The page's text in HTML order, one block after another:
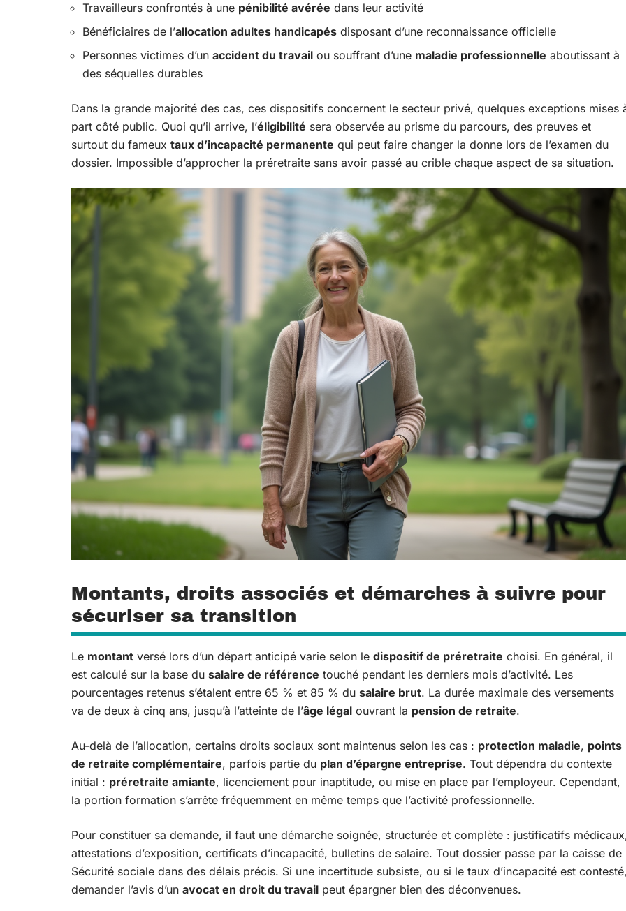
Travailleurs confrontés à une pénibilité avérée dans leur activité
Bénéficiaires de l’allocation adultes handicapés disposant d’une reconnaissance officielle
Personnes victimes d’un accident du travail ou souffrant d’une maladie professionnelle aboutissant à
des séquelles durables
Dans la grande majorité des cas, ces dispositifs concernent le secteur privé, quelques exceptions mises
part côté public. Quoi qu’il arrive, l’éligibilité sera observée au prisme du parcours, des preuves et
surtout du fameux taux d’incapacité permanente qui peut faire changer la donne lors de l’examen du
dossier. Impossible d’approcher la préretraite sans avoir passé au crible chaque aspect de sa situation.
Montants, droits associés et démarches à suivre pour
sécuriser sa transition
Le montant versé lors d’un départ anticipé varie selon le dispositif de préretraite choisi. En général, il
est calculé sur la base du salaire de référence touché pendant les derniers mois d’activité. Les
pourcentages retenus s’étalent entre 65 % et 85 % du salaire brut. La durée maximale des versements
va de deux à cinq ans, jusqu’à l’atteinte de l’âge légal ouvrant la pension de retraite.
Au-delà de l’allocation, certains droits sociaux sont maintenus selon les cas : protection maladie, points
de retraite complémentaire, parfois partie du plan d’épargne entreprise. Tout dépendra du contexte
initial : préretraite amiante, licenciement pour inaptitude, ou mise en place par l’employeur. Cependant,
la portion formation s’arrête fréquemment en même temps que l’activité professionnelle.
Pour constituer sa demande, il faut une démarche soignée, structurée et complète : justificatifs
attestations d’exposition, certificats d’incapacité, bulletins de salaire. Tout dossier passe par la caisse de
Sécurité sociale dans des délais précis. Si une incertitude subsiste, ou si le taux d’incapacité est
demander l’avis d’un avocat en droit du travail peut épargner bien des déconvenues.